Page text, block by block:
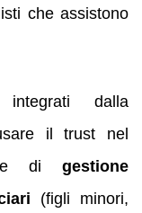
che assistono
integrati dalla
il trust nel
di gestione
(figli minori,